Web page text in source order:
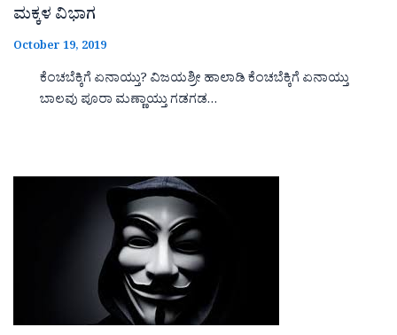
ಮಕ್ಕಳ ವಿಭಾಗ
October 19, 2019
ಕೆಂಚಬೆಕ್ಕಿಗೆ ಏನಾಯ್ತು? ವಿಜಯಶ್ರೀ ಹಾಲಾಡಿ ಕೆಂಚಬೆಕ್ಕಿಗೆ ಏನಾಯ್ತು
ಬಾಲವು ಪೂರಾ ಮಣ್ಣಾಯ್ತು ಗಡಗಡ…